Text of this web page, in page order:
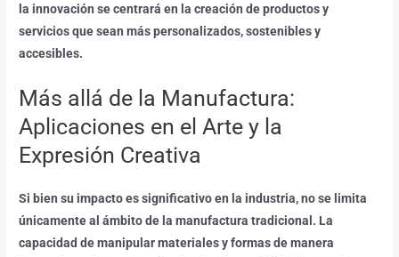
la innovación se centrará en la creación de productos y
servicios que sean más personalizados, sostenibles y
accesibles.
Más allá de la Manufactura:
Aplicaciones en el Arte y la
Expresión Creativa
Si bien su impacto es significativo en la industria, no se limita
únicamente al ámbito de la manufactura tradicional. La
capacidad de manipular materiales y formas de manera